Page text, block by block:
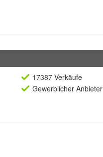
17387 Verkäufe
Gewerblicher Anbieter